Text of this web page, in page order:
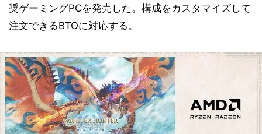
奨ゲーミングPCを発売した。構成をカスタマイズして
注文できるBTOに対応する。